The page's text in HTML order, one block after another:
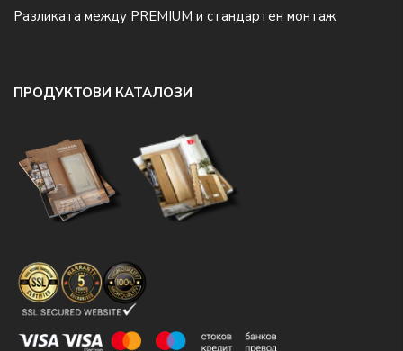
Разликата между PREMIUM и стандартен монтаж
ПРОДУКТОВИ КАТАЛОЗИ